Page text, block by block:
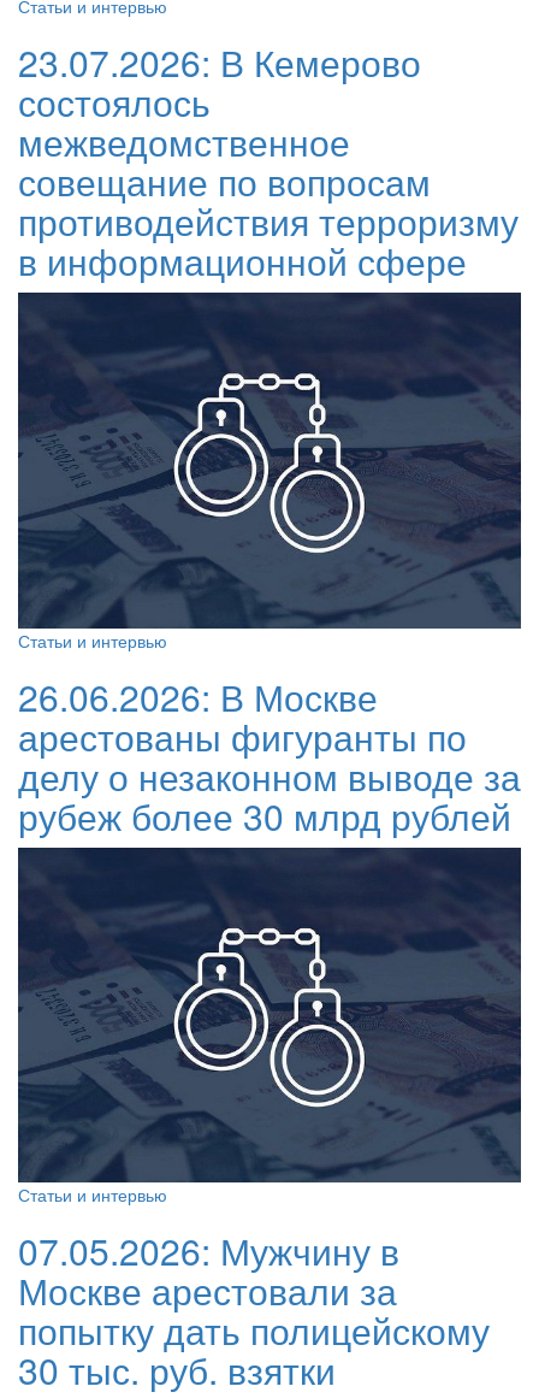
Статьи и интервью
23.07.2026: В Кемерово
состоялось
межведомственное
совещание по вопросам
противодействия терроризму
в информационной сфере
Статьи и интервью
26.06.2026: В Москве
арестованы фигуранты по
делу о незаконном выводе за
рубеж более 30 млрд рублей
Статьи и интервью
07.05.2026: Мужчину в
Москве арестовали за
попытку дать полицейскому
30 тыс. руб. взятки